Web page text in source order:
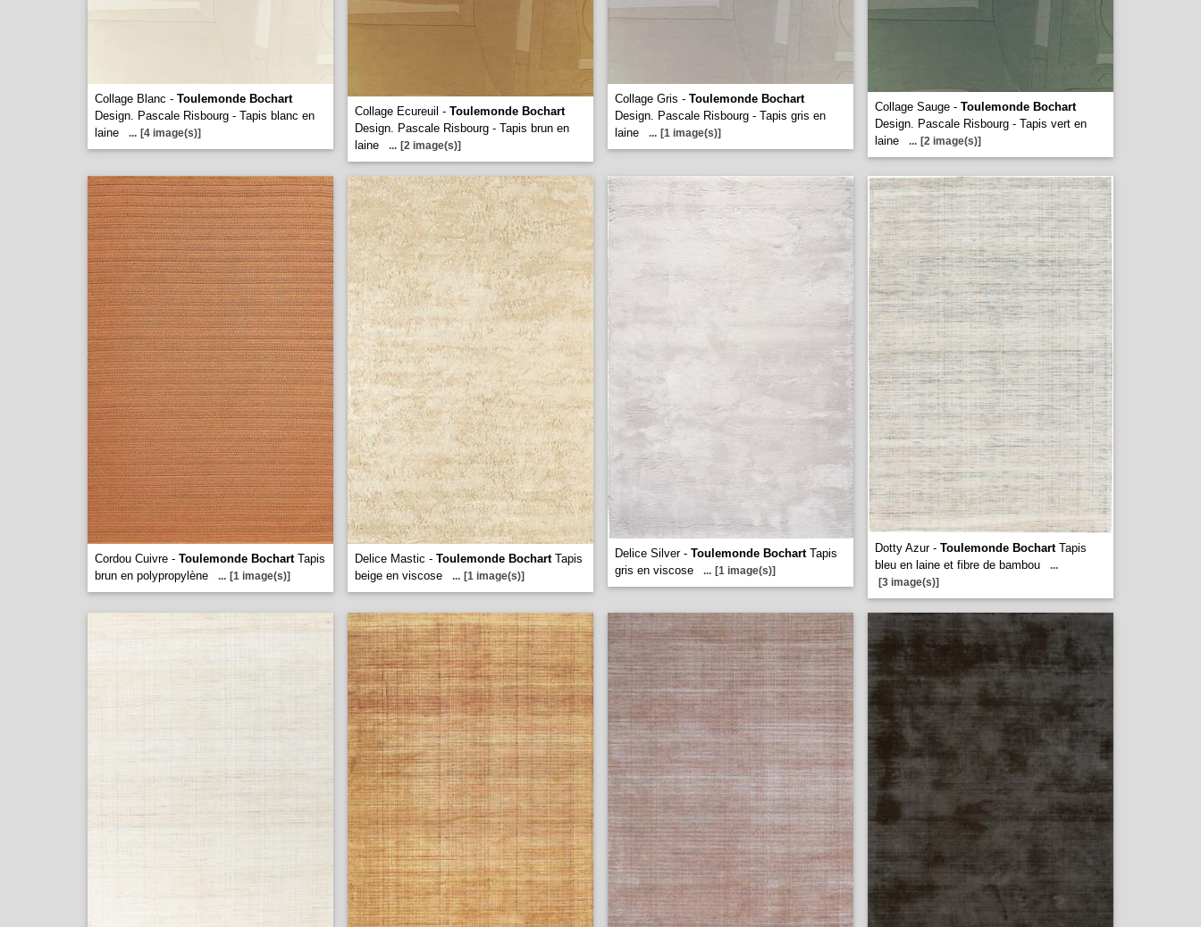
Collage Blanc - Toulemonde Bochart
Design. Pascale Risbourg - Tapis blanc en
laine
... [4 image(s)]
Collage Ecureuil - Toulemonde Bochart
Design. Pascale Risbourg - Tapis brun en
laine
... [2 image(s)]
Collage Gris - Toulemonde Bochart
Design. Pascale Risbourg - Tapis gris en
laine
... [1 image(s)]
Collage Sauge - Toulemonde Bochart
Design. Pascale Risbourg - Tapis vert en
laine
... [2 image(s)]
Cordou Cuivre - Toulemonde BochartTapis
brun en polypropylène
... [1 image(s)]
Delice Mastic - Toulemonde BochartTapis
beige en viscose
... [1 image(s)]
Delice Silver - Toulemonde BochartTapis
gris en viscose
... [1 image(s)]
Dotty Azur - Toulemonde BochartTapis
bleu en laine et fibre de bambou
...
[3 image(s)]